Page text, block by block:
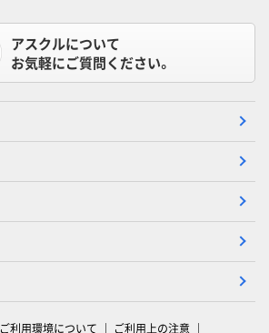
アスクルについて
お気軽にご質問ください。
ご利用環境について ご利用上の注意